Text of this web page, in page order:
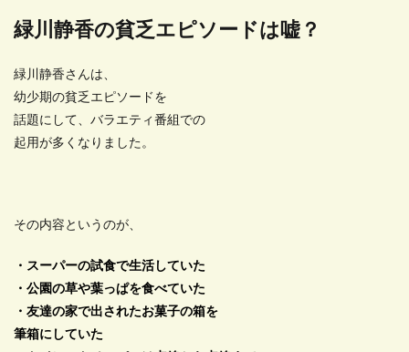
緑川静香の貧乏エピソードは嘘？
緑川静香さんは、
幼少期の貧乏エピソードを
話題にして、バラエティ番組での
起用が多くなりました。
その内容というのが、
・スーパーの試食で生活していた
・公園の草や葉っぱを食べていた
・友達の家で出されたお菓子の箱を
筆箱にしていた